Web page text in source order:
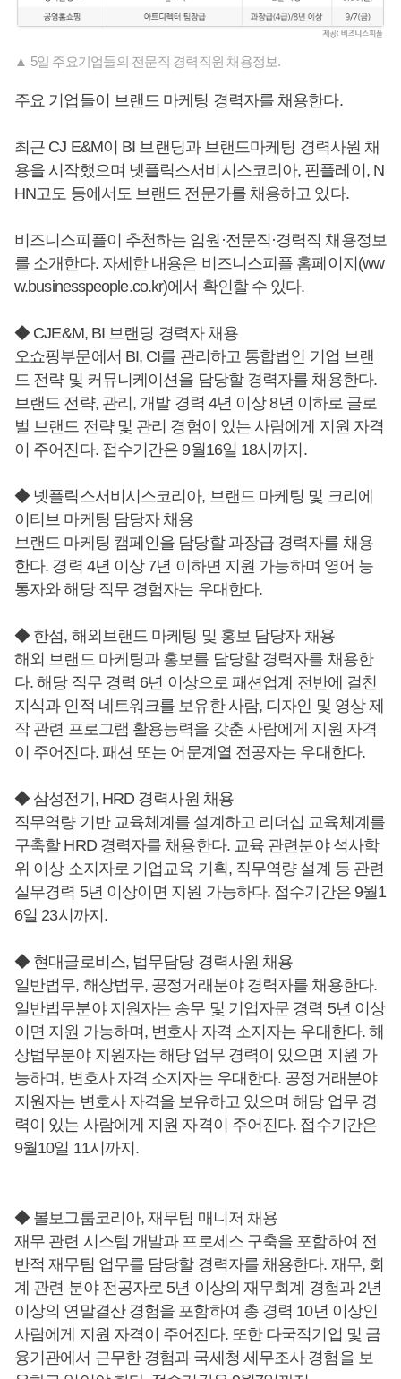
▲ 5일 주요기업들의 전문직 경력직원 채용정보.
주요 기업들이 브랜드 마케팅 경력자를 채용한다.
최근 CJ E&M이 BI 브랜딩과 브랜드마케팅 경력사원 채
용을 시작했으며 넷플릭스서비시스코리아, 핀플레이, N
HN고도 등에서도 브랜드 전문가를 채용하고 있다.
비즈니스피플이 추천하는 임원·전문직·경력직 채용정보
를 소개한다. 자세한 내용은 비즈니스피플 홈페이지(ww
w.businesspeople.co.kr)에서 확인할 수 있다.
◆ CJE&M, BI 브랜딩 경력자 채용
오쇼핑부문에서 BI, CI를 관리하고 통합법인 기업 브랜
드 전략 및 커뮤니케이션을 담당할 경력자를 채용한다.
브랜드 전략, 관리, 개발 경력 4년 이상 8년 이하로 글로
벌 브랜드 전략 및 관리 경험이 있는 사람에게 지원 자격
이 주어진다. 접수기간은 9월16일 18시까지.
◆ 넷플릭스서비시스코리아, 브랜드 마케팅 및 크리에
이티브 마케팅 담당자 채용
브랜드 마케팅 캠페인을 담당할 과장급 경력자를 채용
한다. 경력 4년 이상 7년 이하면 지원 가능하며 영어 능
통자와 해당 직무 경험자는 우대한다.
◆ 한섬, 해외브랜드 마케팅 및 홍보 담당자 채용
해외 브랜드 마케팅과 홍보를 담당할 경력자를 채용한
다. 해당 직무 경력 6년 이상으로 패션업계 전반에 걸친
지식과 인적 네트워크를 보유한 사람, 디자인 및 영상 제
작 관련 프로그램 활용능력을 갖춘 사람에게 지원 자격
이 주어진다. 패션 또는 어문계열 전공자는 우대한다.
◆ 삼성전기, HRD 경력사원 채용
직무역량 기반 교육체계를 설계하고 리더십 교육체계를
구축할 HRD 경력자를 채용한다. 교육 관련분야 석사학
위 이상 소지자로 기업교육 기획, 직무역량 설계 등 관련
실무경력 5년 이상이면 지원 가능하다. 접수기간은 9월1
6일 23시까지.
◆ 현대글로비스, 법무담당 경력사원 채용
일반법무, 해상법무, 공정거래분야 경력자를 채용한다.
일반법무분야 지원자는 송무 및 기업자문 경력 5년 이상
이면 지원 가능하며, 변호사 자격 소지자는 우대한다. 해
상법무분야 지원자는 해당 업무 경력이 있으면 지원 가
능하며, 변호사 자격 소지자는 우대한다. 공정거래분야
지원자는 변호사 자격을 보유하고 있으며 해당 업무 경
력이 있는 사람에게 지원 자격이 주어진다. 접수기간은
9월10일 11시까지.
◆ 볼보그룹코리아, 재무팀 매니저 채용
재무 관련 시스템 개발과 프로세스 구축을 포함하여 전
반적 재무팀 업무를 담당할 경력자를 채용한다. 재무, 회
계 관련 분야 전공자로 5년 이상의 재무회계 경험과 2년
이상의 연말결산 경험을 포함하여 총 경력 10년 이상인
사람에게 지원 자격이 주어진다. 또한 다국적기업 및 금
융기관에서 근무한 경험과 국세청 세무조사 경험을 보